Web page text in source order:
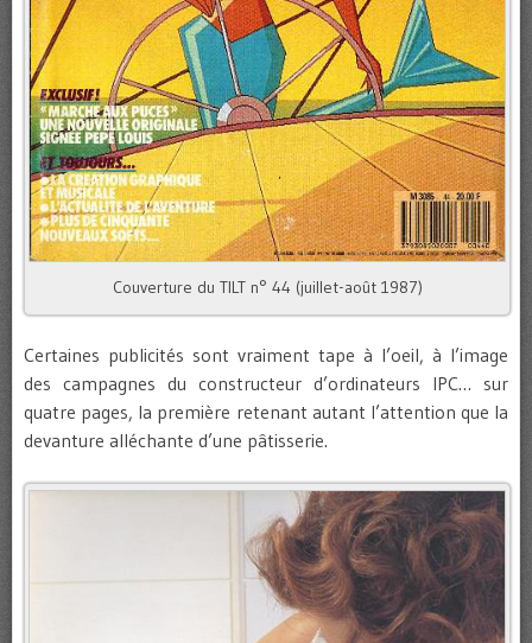
Couverture du TILT n° 44 (juillet-août 1987)
Certaines publicités sont vraiment tape à l’oeil, à l’image
des campagnes du constructeur d’ordinateurs IPC… sur
quatre pages, la première retenant autant l’attention que la
devanture alléchante d’une pâtisserie.